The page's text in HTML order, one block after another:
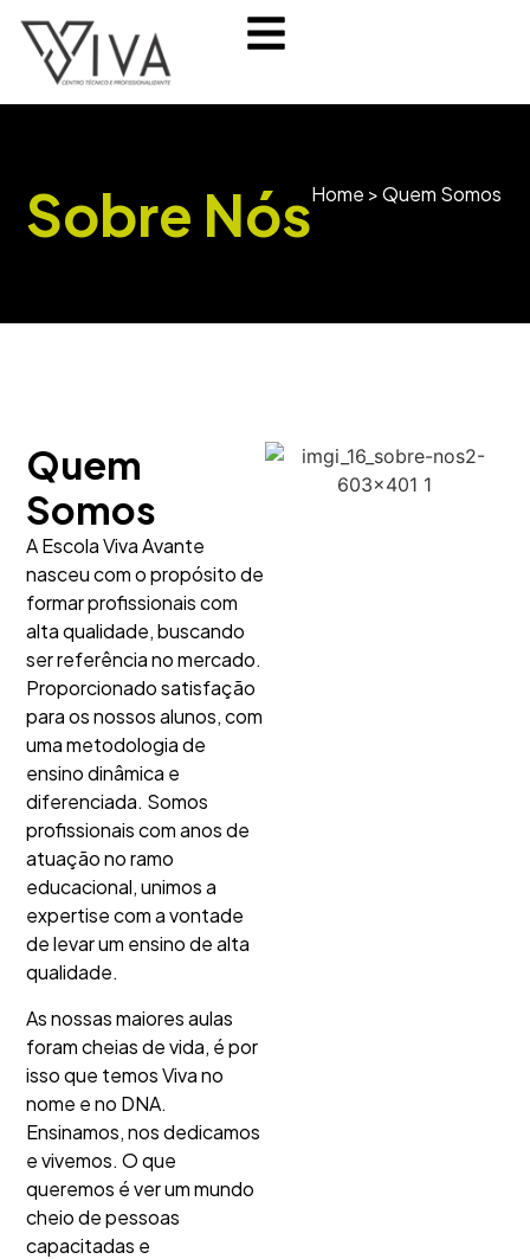
Sobre NósHome >Quem Somos
Quem
Somos
A Escola Viva Avante
nasceu com o propósito de
formar profissionais com
alta qualidade, buscando
ser referência no mercado.
Proporcionado satisfação
para os nossos alunos, com
uma metodologia de
ensino dinâmica e
diferenciada. Somos
profissionais com anos de
atuação no ramo
educacional, unimos a
expertise com a vontade
de levar um ensino de alta
qualidade.
As nossas maiores aulas
foram cheias de vida, é por
isso que temos Viva no
nome e no DNA.
Ensinamos, nos dedicamos
e vivemos. O que
queremos é ver um mundo
cheio de pessoas
capacitadas e